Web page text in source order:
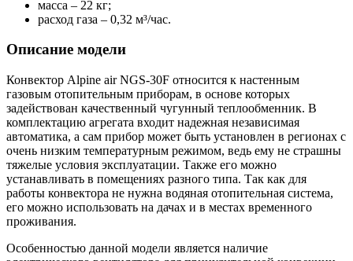
масса – 22 кг;
расход газа – 0,32 м³/час.
Описание модели
Конвектор Alpine air NGS-30F относится к настенным
газовым отопительным приборам, в основе которых
задействован качественный чугунный теплообменник. В
комплектацию агрегата входит надежная независимая
автоматика, а сам прибор может быть установлен в регионах с
очень низким температурным режимом, ведь ему не страшны
тяжелые условия эксплуатации. Также его можно
устанавливать в помещениях разного типа. Так как для
работы конвектора не нужна водяная отопительная система,
его можно использовать на дачах и в местах временного
проживания.
Особенностью данной модели является наличие